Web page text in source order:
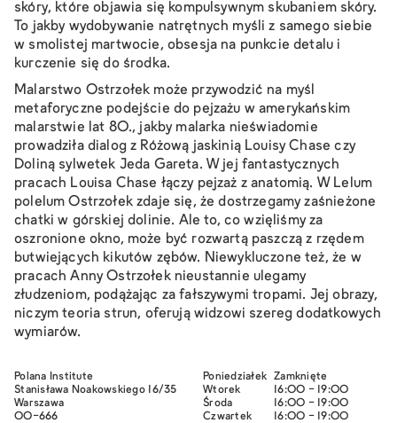
skóry, które objawia się kompulsywnym skubaniem skóry.
To jakby wydobywanie natrętnych myśli z samego siebie
w smolistej martwocie, obsesja na punkcie detalu i
kurczenie się do środka.
Malarstwo Ostrzołek może przywodzić na myśl
metaforyczne podejście do pejzażu w amerykańskim
malarstwie lat 80., jakby malarka nieświadomie
prowadziła dialog z Różową jaskiniąLouisy Chase czy
Doliną sylwetek Jeda Gareta. W jej fantastycznych
pracach Louisa Chase łączy pejzaż z anatomią. W Lelum
polelum Ostrzołek zdaje się, że dostrzegamy zaśnieżone
chatki w górskiej dolinie. Ale to, co wzięliśmy za
oszronione okno, może być rozwartą paszczą z rzędem
butwiejących kikutów zębów. Niewykluczone też, że w
pracach Anny Ostrzołek nieustannie ulegamy
złudzeniom, podążając za fałszywymi tropami. Jej obrazy,
niczym teoria strun, oferują widzowi szereg dodatkowych
wymiarów.
Polana Institute
Stanisława Noakowskiego 16/35
Warszawa
00-666
Poniedziałek
Zamknięte
Wtorek
16:00 - 19:00
Środa
16:00 - 19:00
Czwartek
16:00 - 19:00